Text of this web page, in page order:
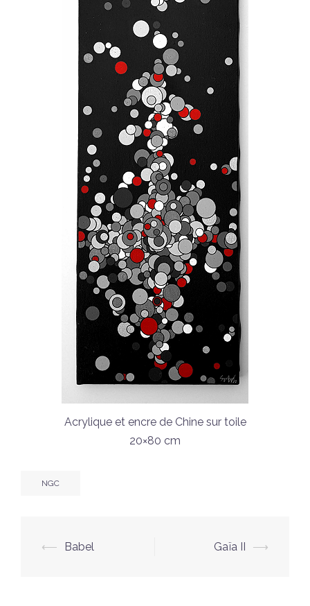
Acrylique et encre de Chine sur toile
20×80 cm
NGC
Navigation
⟵ Babel Gaïa II ⟶